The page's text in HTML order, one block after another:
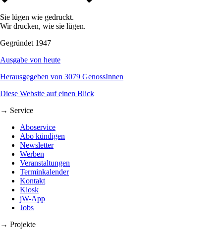
Sie lügen wie gedruckt.
Wir drucken, wie sie lügen.
Gegründet 1947
Ausgabe von heute
Herausgegeben von 3079 GenossInnen
Diese Website auf einen Blick
→ Service
Aboservice
Abo kündigen
Newsletter
Werben
Veranstaltungen
Terminkalender
Kontakt
Kiosk
jW-App
Jobs
→ Projekte